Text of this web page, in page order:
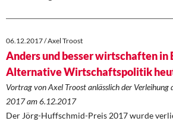
06.12.2017 / Axel Troost
Anders und besser wirtschaften in
Alternative Wirtschaftspolitik
Vortrag von Axel Troost anlässlich der Verleihung
2017 am 6.12.2017
Der Jörg-Huffschmid-Preis 2017 wurde